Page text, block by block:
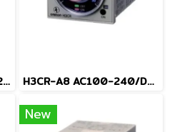
H3CR-A8 AC24-48/DC12-48 H3CR-A8 AC100-240/DC100-125
New